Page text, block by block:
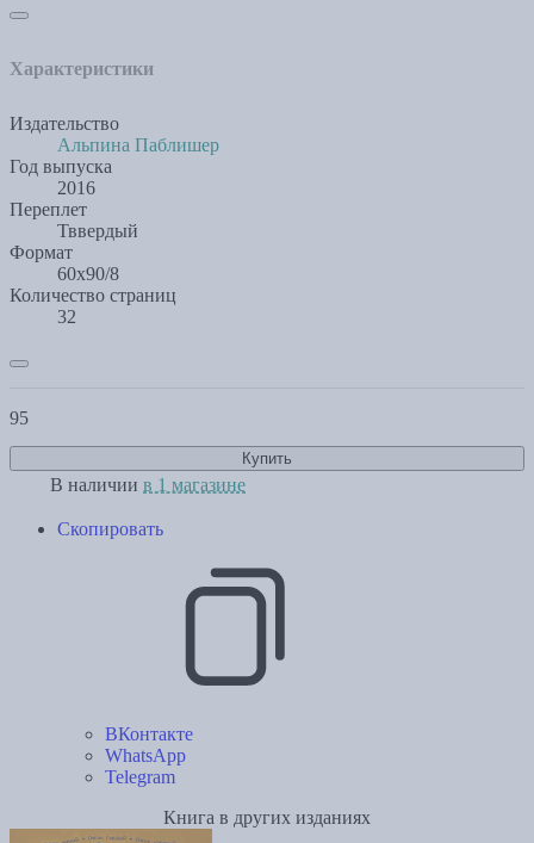
Характеристики
Издательство
Альпина Паблишер
Год выпуска
2016
Переплет
Тввердый
Формат
60x90/8
Количество страниц
32
95
Купить
В наличии в 1 магазине
Скопировать
ВКонтакте
WhatsApp
Telegram
Книга в других изданиях